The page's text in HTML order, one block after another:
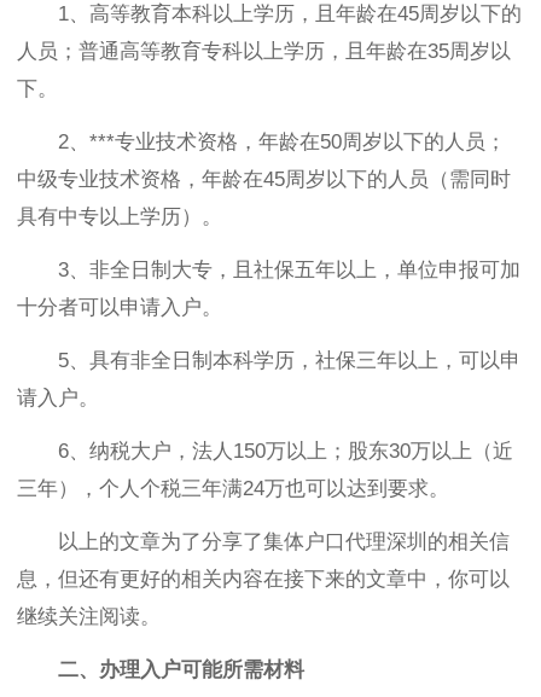
1、高等教育本科以上学历，且年龄在45周岁以下的
人员；普通高等教育专科以上学历，且年龄在35周岁以
下。
2、***专业技术资格，年龄在50周岁以下的人员；
中级专业技术资格，年龄在45周岁以下的人员（需同时
具有中专以上学历）。
3、非全日制大专，且社保五年以上，单位申报可加
十分者可以申请入户。
5、具有非全日制本科学历，社保三年以上，可以申
请入户。
6、纳税大户，法人150万以上；股东30万以上（近
三年），个人个税三年满24万也可以达到要求。
以上的文章为了分享了集体户口代理深圳的相关信
息，但还有更好的相关内容在接下来的文章中，你可以
继续关注阅读。
二、 办理入户可能所需材料